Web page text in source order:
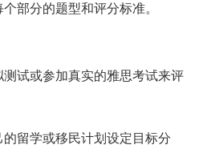
部分的题型和评分标准。
试或参加真实的雅思考试来评
留学或移民计划设定目标分